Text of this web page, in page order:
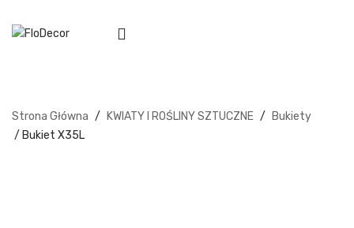
Strona Główna / KWIATY I ROŚLINY SZTUCZNE /
Bukiety
/ Bukiet X35L